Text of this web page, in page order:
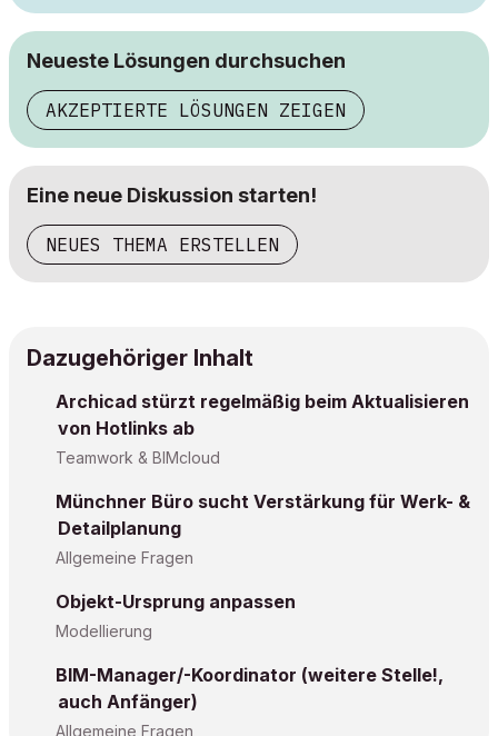
Neueste Lösungen durchsuchen
AKZEPTIERTE LÖSUNGEN ZEIGEN
Eine neue Diskussion starten!
NEUES THEMA ERSTELLEN
Dazugehöriger Inhalt
Archicad stürzt regelmäßig beim Aktualisieren
von Hotlinks ab
Teamwork & BIMcloud
Münchner Büro sucht Verstärkung für Werk- &
Detailplanung
Allgemeine Fragen
Objekt-Ursprung anpassen
Modellierung
BIM-Manager/-Koordinator (weitere Stelle!,
auch Anfänger)
Allgemeine Fragen